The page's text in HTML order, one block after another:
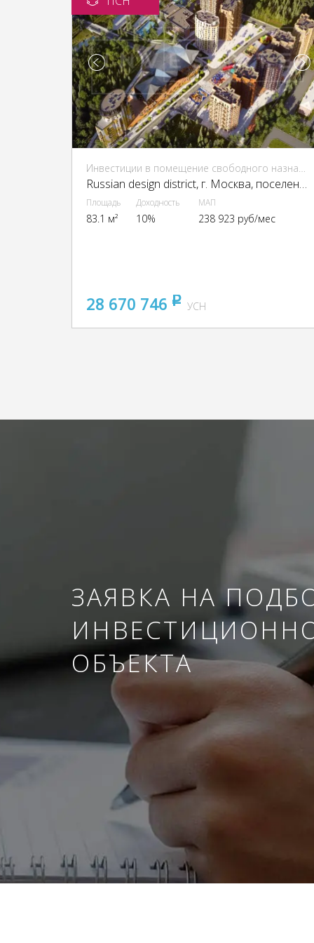
Инвестиции в помещение свободного назначения (ПСН)
Russian design district, г. Москва, поселение Десеновское, посёлок Ватутинки, 1-я Ватутинская ул.
Площадь
83.1 м²
Доходность
10%
МАП
238 923 руб/мес
28 670 746 pуб
УСН
ЗАЯВКА НА
ОБЪЕКТА